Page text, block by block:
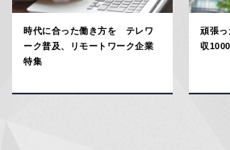
時代に合った働き方を テレワ
ーク普及、リモートワーク企業
特集
頑張
収